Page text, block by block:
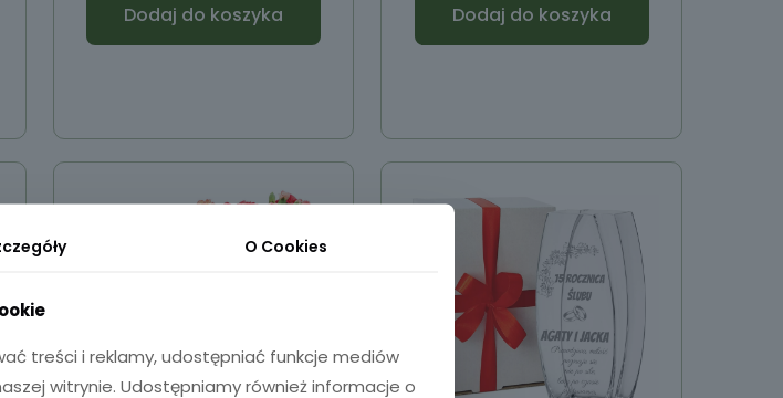
Dodaj do koszyka Dodaj do koszyka
O Cookies
treści i reklamy, udostępniać funkcje mediów
witrynie. Udostępniamy również informacje o